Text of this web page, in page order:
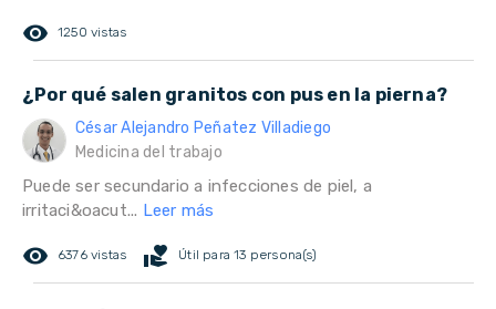
remove_red_eye 1250 vistas
¿Por qué salen granitos con pus en la pierna?
César Alejandro Peñatez Villadiego
Medicina del trabajo
Puede ser secundario a infecciones de piel, a
irritaci&oacut... Leer más
remove_red_eye 6376 vistas volunteer_activism Útil para 13 persona(s)